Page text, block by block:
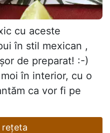
cu aceste
în stil mexican ,
de preparat! :-)
în interior, cu o
ca vor fi pe
rețeta